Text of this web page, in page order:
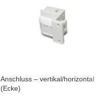
Anschluss – vertikal/horizontal
(Ecke)